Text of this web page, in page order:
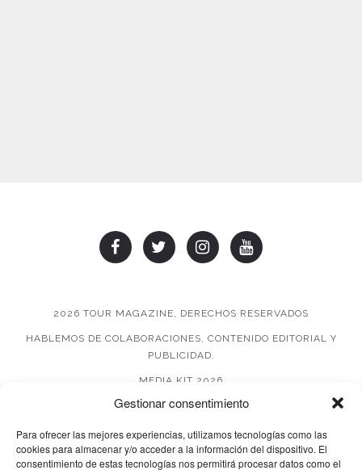
Gestionar consentimiento
Para ofrecer las mejores experiencias, utilizamos tecnologías como las
cookies para almacenar y/o acceder a la información del dispositivo. El
consentimiento de estas tecnologías nos permitirá procesar datos como el
2026 TOUR MAGAZINE, DERECHOS RESERVADOS
HABLEMOS DE COLABORACIONES, CONTENIDO EDITORIAL Y
PUBLICIDAD.
MEDIA KIT 2026
AVISO DE PRIVACIDAD